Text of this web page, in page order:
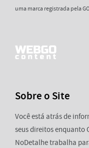
uma marca registrada pela
Sobre o Site
Você está atrás de
seus direitos enquanto
NoDetalhe trabalha